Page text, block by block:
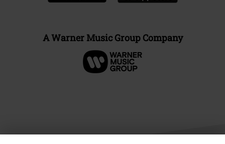
A Warner Music Group Company